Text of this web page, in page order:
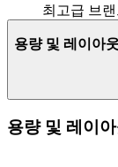
최고급 브랜
용량 및 레이아
용량 및 레이